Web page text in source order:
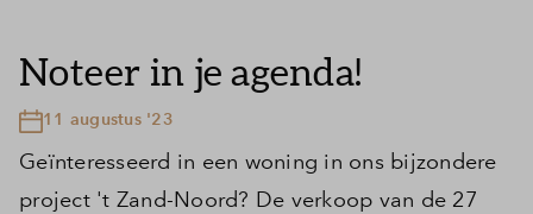
Noteer in je agenda!
11 augustus '23
Geïnteresseerd in een woning in ons bijzondere
project 't Zand-Noord? De verkoop van de 27